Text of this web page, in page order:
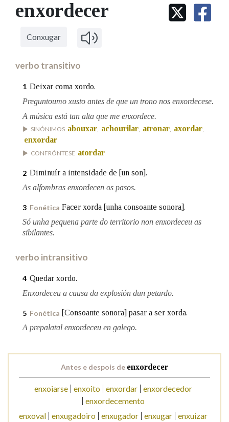
IDENTIDADE CORPORATIVA
MARCIAL DEL ADALID
FIGURAS HOMENAXEADAS
Facebook
TwitterYoutubeInstagram
Bluesky
BUSCAR NOS LEMAS
Comeza por
Contén
BUSCAR NO CONTIDO
Nos exemplos
Na fraseoloxía
Marcas gramaticais
enxordecer
Conxugar
verbo transitivo
1 Deixar coma xordo.
Preguntoumo xusto antes de que un trono nos enxordecese.
A música está tan alta que me enxordece.
SINÓNIMOS abouxar achourilar atronar axordar
enxordar
CONFRÓNTESE atordar
2 Diminuír a intensidade de [un son].
As alfombras enxordecen os pasos.
3 Fonética Facer xorda [unha consoante sonora].
Só unha pequena parte do territorio non enxordeceu as
sibilantes.
verbo intransitivo
4 Quedar xordo.
Enxordeceu a causa da explosión dun petardo.
5 Fonética [Consoante sonora] pasar a ser xorda.
A prepalatal enxordeceu en galego.
Antes e despois de enxordecer
enxoiarse enxoito enxordar enxordecedor
enxordecemento
enxoval enxugadoiro enxugador enxugar enxuizar